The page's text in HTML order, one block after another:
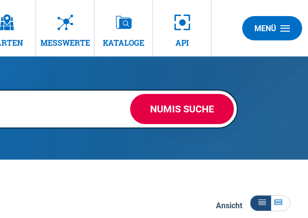
MESSWERTE KATALOGE API
MENÜ
NUMIS SUCHE
Ansicht